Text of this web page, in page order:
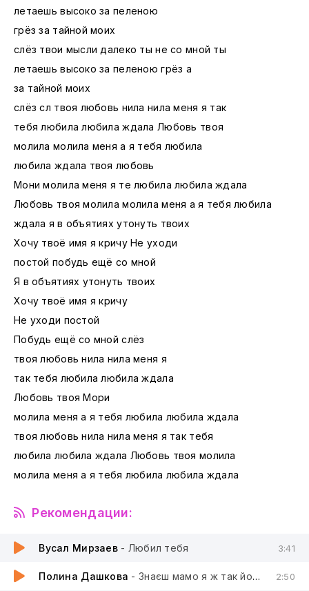
летаешь высоко за пеленою
грёз за тайной моих
слёз твои мысли далеко ты не со мной ты
летаешь высоко за пеленою грёз а
за тайной моих
слёз сл твоя любовь нила нила меня я так
тебя любила любила ждала Любовь твоя
молила молила меня а я тебя любила
любила ждала твоя любовь
Мони молила меня я те любила любила ждала
Любовь твоя молила молила меня а я тебя любила
ждала я в объятиях утонуть твоих
Хочу твоё имя я кричу Не уходи
постой побудь ещё со мной
Я в объятиях утонуть твоих
Хочу твоё имя я кричу
Не уходи постой
Побудь ещё со мной слёз
твоя любовь нила нила меня я
так тебя любила любила ждала
Любовь твоя Мори
молила меня а я тебя любила любила ждала
твоя любовь нила нила меня я так тебя
любила любила ждала Любовь твоя молила
молила меня а я тебя любила любила ждала
Рекомендации:
Вусал Мирзаев - Любил тебя 3:41
Полина Дашкова - Знаєш мамо я ж так його любила 2:50